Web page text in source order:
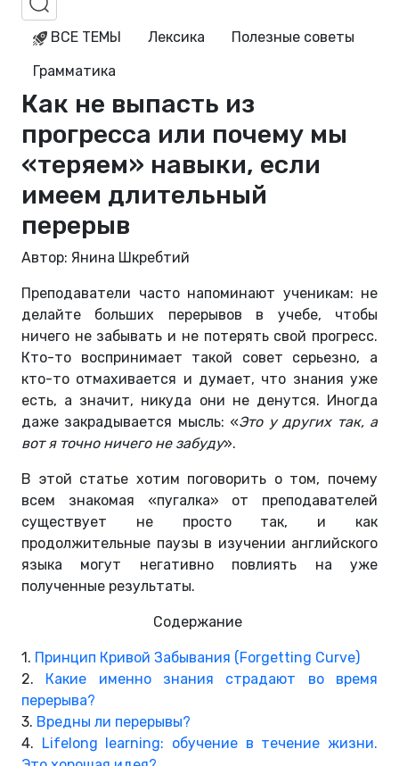
ВСЕ ТЕМЫ Лексика
Полезные советы
Грамматика
Как не выпасть из
прогресса или почему мы
«теряем» навыки, если
имеем длительный
перерыв
Автор: Янина Шкребтий
Преподаватели часто напоминают ученикам: не
делайте больших перерывов в учебе, чтобы
ничего не забывать и не потерять свой прогресс.
Кто-то воспринимает такой совет серьезно, а
кто-то отмахивается и думает, что знания уже
есть, а значит, никуда они не денутся. Иногда
даже закрадывается мысль: «Это у других так, а
вот я точно ничего не забуду».
В этой статье хотим поговорить о том, почему
всем знакомая «пугалка» от преподавателей
существует не просто так, и как
продолжительные паузы в изучении английского
языка могут негативно повлиять на уже
полученные результаты.
Содержание
1. Принцип Кривой Забывания (Forgetting Curve)
2. Какие именно знания страдают во время
перерыва?
3. Вредны ли перерывы?
4.
Lifelong learning: обучение в течение жизни.